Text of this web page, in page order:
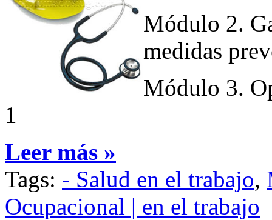
Módulo 2.
medidas
Módulo 3.
1
Leer más »
Tags: - Salud en el trabajo,
Ocupacional | en el trabajo